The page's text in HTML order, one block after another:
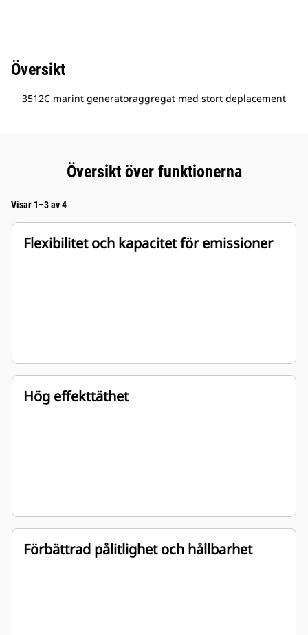
Översikt
3512C marint generatoraggregat med stort deplacement
Översikt över funktionerna
Visar 1–3 av 4
Flexibilitet och kapacitet för emissioner
Hög effekttäthet
Förbättrad pålitlighet och hållbarhet